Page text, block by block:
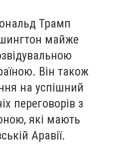
Трамп
майже
Він також
на успішний
переговорів з
які мають
Аравії.